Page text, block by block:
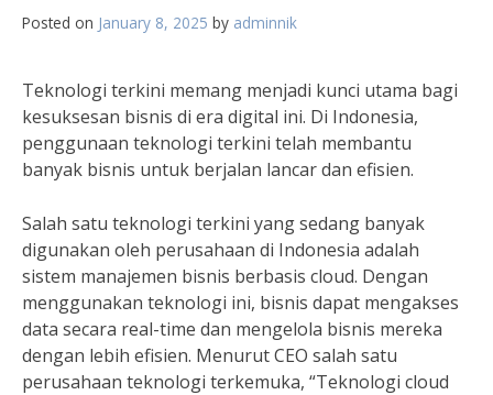
Posted on January 8, 2025 by adminnik
Teknologi terkini memang menjadi kunci utama bagi
kesuksesan bisnis di era digital ini. Di Indonesia,
penggunaan teknologi terkini telah membantu
banyak bisnis untuk berjalan lancar dan efisien.
Salah satu teknologi terkini yang sedang banyak
digunakan oleh perusahaan di Indonesia adalah
sistem manajemen bisnis berbasis cloud. Dengan
menggunakan teknologi ini, bisnis dapat mengakses
data secara real-time dan mengelola bisnis mereka
dengan lebih efisien. Menurut CEO salah satu
perusahaan teknologi terkemuka, “Teknologi cloud